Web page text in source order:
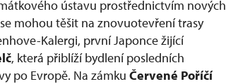
ústavu prostřednictvím nových
mohou těšit na znovuotevření trasy
Kalergi, první Japonce žijící
, která přiblíží bydlení posledních
po Evropě. Na zámku Červené Poříčí